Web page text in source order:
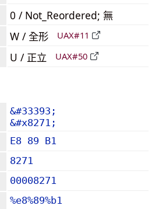
0 / Not_Reordered; 無
W / 全形 UAX#11
U / 正立 UAX#50
&#33393;
&#x8271;
E8 89 B1
8271
00008271
%e8%89%b1